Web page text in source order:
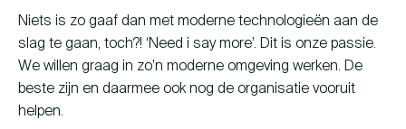
Niets is zo gaaf dan met moderne technologieën aan de
slag te gaan, toch?! ‘Need i say more’. Dit is onze passie.
We willen graag in zo’n moderne omgeving werken. De
beste zijn en daarmee ook nog de organisatie vooruit
helpen.